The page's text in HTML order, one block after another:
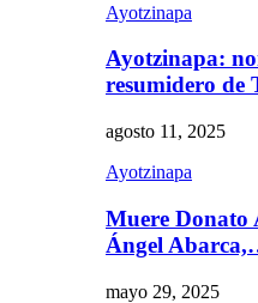
Ayotzinapa
Ayotzinapa:
resumidero de
agosto 11, 2025
Ayotzinapa
Muere Donato
Ángel
mayo 29, 2025